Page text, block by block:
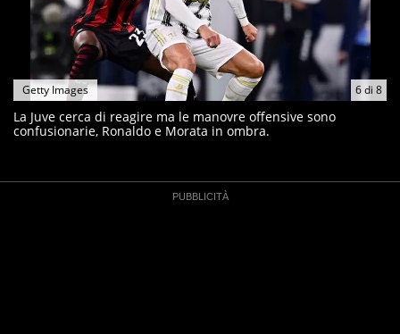
6di 8
Getty Images
La Juve cerca di reagire ma le manovre offensive sono
confusionarie, Ronaldo e Morata in ombra.